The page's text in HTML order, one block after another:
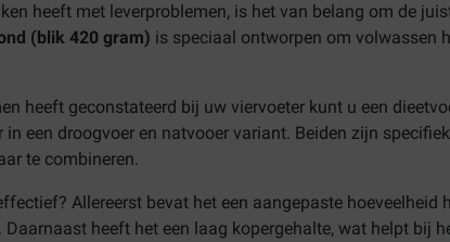
heeft met leverproblemen, is het van belang om de
(blik 420 gram) is speciaal ontworpen om volwassen
heeft geconstateerd bij uw viervoeter kunt u een
een droogvoer en natvooer variant. Beiden zijn
te combineren.
Allereerst bevat het een aangepaste
Daarnaast heeft het een laag kopergehalte, wat helpt bij